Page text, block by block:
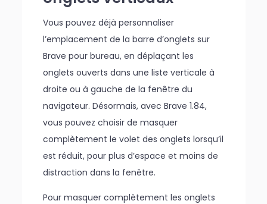
Vous pouvez déjà personnaliser
l’emplacement de la barre d’onglets sur
Brave pour bureau, en déplaçant les
onglets ouverts dans une liste verticale à
droite ou à gauche de la fenêtre du
navigateur. Désormais, avec Brave 1.84,
vous pouvez choisir de masquer
complètement le volet des onglets lorsqu’il
est réduit, pour plus d’espace et moins de
distraction dans la fenêtre.
Pour masquer complètement les onglets